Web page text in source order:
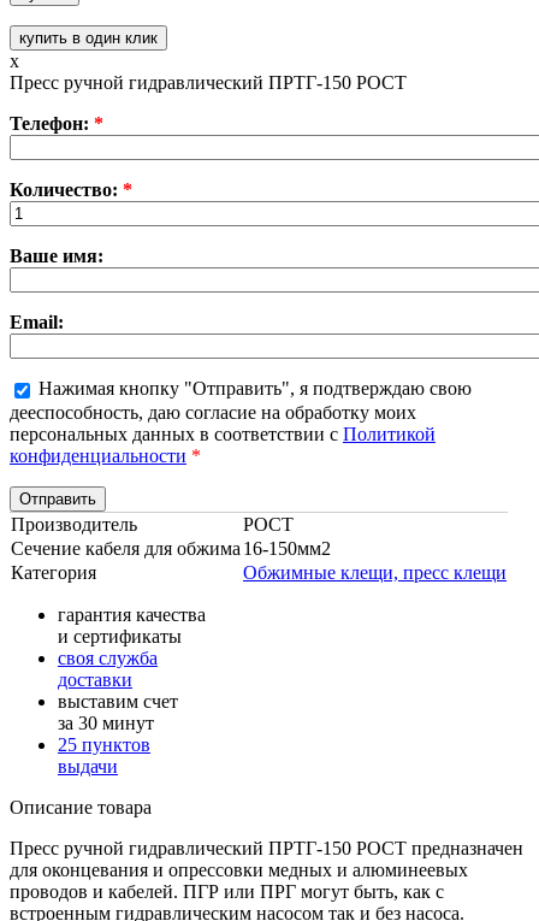
купить в один клик
x
Пресс ручной гидравлический ПРТГ-150 РОСТ
Телефон: *
Количество: *
Ваше имя:
Email:
Нажимая кнопку "Отправить", я подтверждаю свою
дееспособность, даю согласие на обработку моих
персональных данных в соответствии с Политикой
конфиденциальности *
Производитель
РОСТ
Сечение кабеля для обжима 16-150мм2
Категория
Обжимные клещи, пресс клещи
гарантия качества
и сертификаты
своя служба
доставки
выставим счет
за 30 минут
25 пунктов
выдачи
Описание товара
Пресс ручной гидравлический ПРТГ-150 РОСТ предназначен
для оконцевания и опрессовки медных и алюминеевых
проводов и кабелей. ПГР или ПРГ могут быть, как с
встроенным гидравлическим насосом так и без насоса.